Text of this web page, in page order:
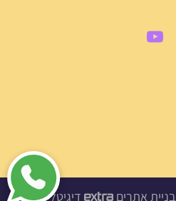
בניית אתרים דיגיטל